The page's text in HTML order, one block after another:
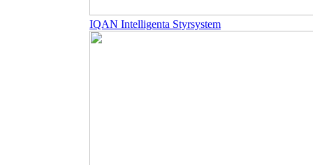
IQAN Intelligenta Styrsystem